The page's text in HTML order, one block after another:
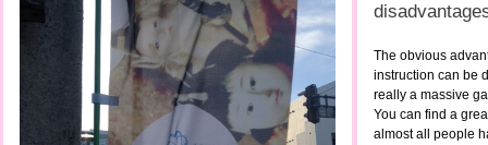
The obvious
instruction can be
really a massive
You can find a
almost all people